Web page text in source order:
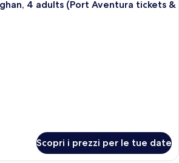
4 adults (Port Aventura tickets &
Scopri i prezzi per le tue date